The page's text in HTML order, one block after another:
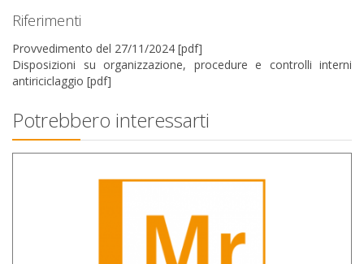
Riferimenti
Provvedimento del 27/11/2024 [pdf]
Disposizioni su organizzazione, procedure e controlli interni
antiriciclaggio [pdf]
Potrebbero interessarti
autovalutazione misure restrittive